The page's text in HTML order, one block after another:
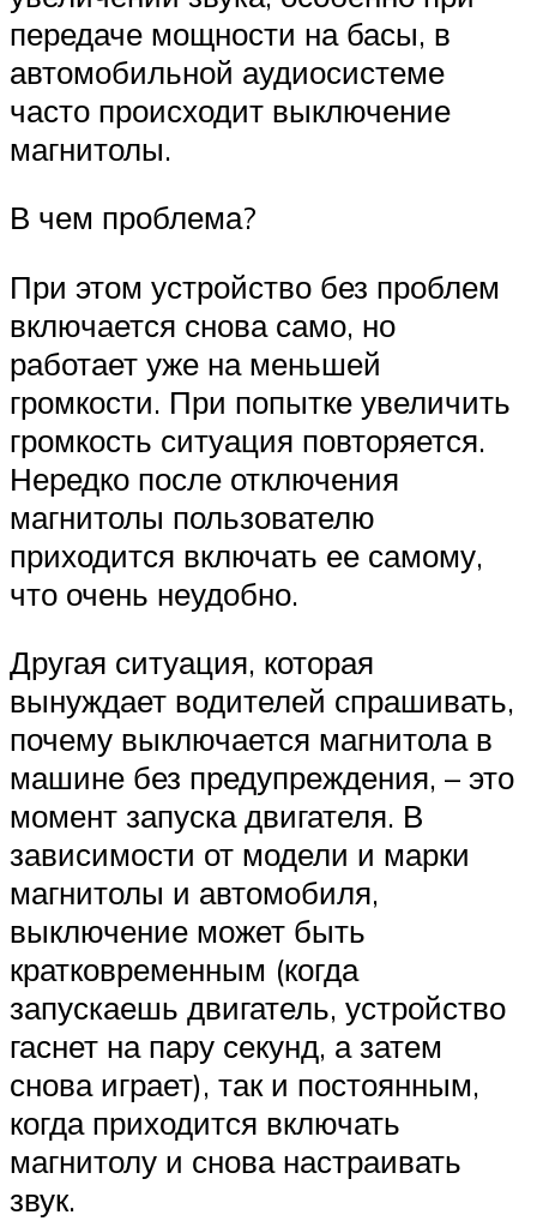
передаче мощности на басы, в
автомобильной аудиосистеме
часто происходит выключение
магнитолы.
В чем проблема?
При этом устройство без проблем
включается снова само, но
работает уже на меньшей
громкости. При попытке увеличить
громкость ситуация повторяется.
Нередко после отключения
магнитолы пользователю
приходится включать ее самому,
что очень неудобно.
Другая ситуация, которая
вынуждает водителей спрашивать,
почему выключается магнитола в
машине без предупреждения, – это
момент запуска двигателя. В
зависимости от модели и марки
магнитолы и автомобиля,
выключение может быть
кратковременным (когда
запускаешь двигатель, устройство
гаснет на пару секунд, а затем
снова играет), так и постоянным,
когда приходится включать
магнитолу и снова настраивать
звук.